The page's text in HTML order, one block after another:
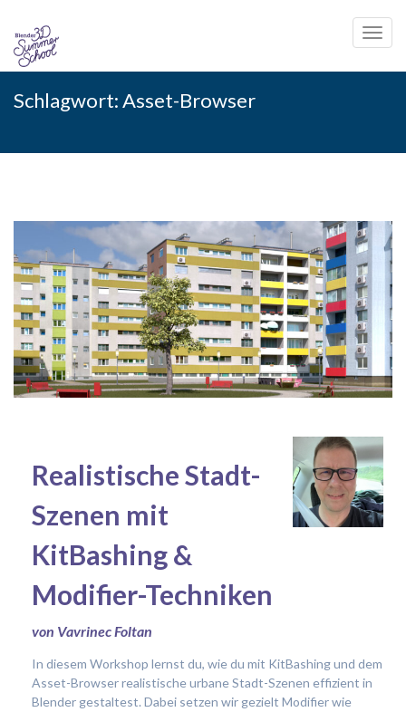
Schlagwort:Asset-Browser
Realistische Stadt-
Szenen mit
KitBashing &
Modifier-Techniken
von Vavrinec Foltan
In diesem Workshop lernst du, wie du mit KitBashing und dem
Asset-Browser realistische urbane Stadt-Szenen effizient in
Blender gestaltest. Dabei setzen wir gezielt Modifier wie